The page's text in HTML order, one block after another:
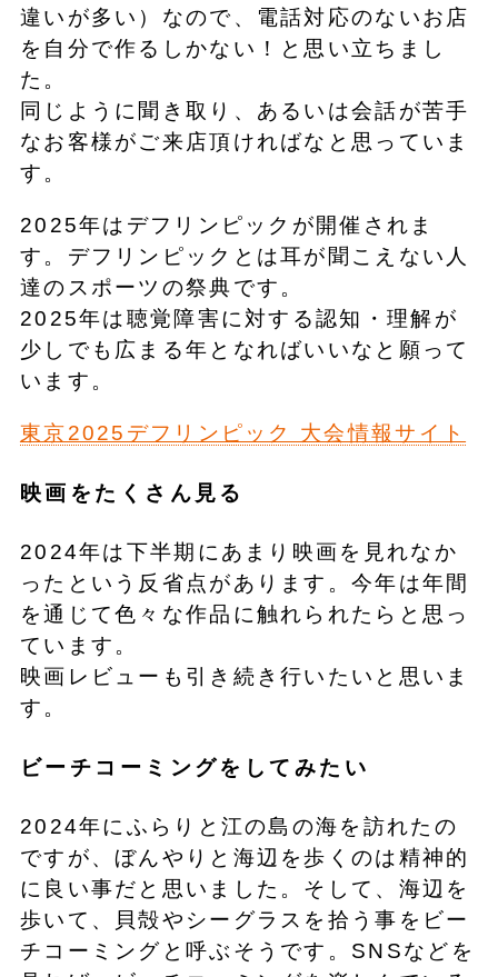
違いが多い）なので、電話対応のないお店
を自分で作るしかない！と思い立ちまし
た。
同じように聞き取り、あるいは会話が苦手
なお客様がご来店頂ければなと思っていま
す。
2025年はデフリンピックが開催されま
す。デフリンピックとは耳が聞こえない人
達のスポーツの祭典です。
2025年は聴覚障害に対する認知・理解が
少しでも広まる年となればいいなと願って
います。
東京2025デフリンピック 大会情報サイト
映画をたくさん見る
2024年は下半期にあまり映画を見れなか
ったという反省点があります。今年は年間
を通じて色々な作品に触れられたらと思っ
ています。
映画レビューも引き続き行いたいと思いま
す。
ビーチコーミングをしてみたい
2024年にふらりと江の島の海を訪れたの
ですが、ぼんやりと海辺を歩くのは精神的
に良い事だと思いました。そして、海辺を
歩いて、貝殻やシーグラスを拾う事をビー
チコーミングと呼ぶそうです。SNSなどを